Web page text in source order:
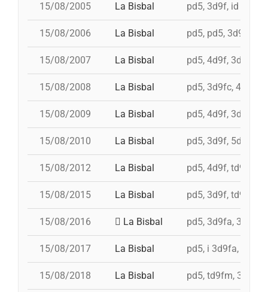
15/08/2005 La Bisbal pd5, 3d9f, id 4d9f,
15/08/2006 La Bisbal pd5, pd5, 3d9fc,
15/08/2007 La Bisbal pd5, 4d9f, 3d9f,
15/08/2008 La Bisbal pd5, 3d9fc, 4d8a,
15/08/2009 La Bisbal pd5, 4d9f, 3d9f,
15/08/2010 La Bisbal pd5, 3d9f, 5d8a,
15/08/2012 La Bisbal pd5, 4d9f, td9fm,
15/08/2015 La Bisbal pd5, 3d9f, td9fm,
15/08/2016 La Bisbal pd5, 3d9fa, 3d8s,
15/08/2017 La Bisbal pd5, i 3d9fa, 4d9f,
15/08/2018 La Bisbal pd5, td9fm,